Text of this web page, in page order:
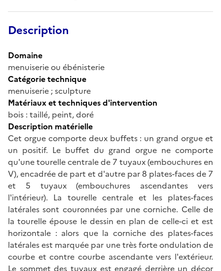
Description
Domaine
menuiserie ou ébénisterie
Catégorie technique
menuiserie ; sculpture
Matériaux et techniques d'intervention
bois : taillé, peint, doré
Description matérielle
Cet orgue comporte deux buffets : un grand orgue et
un positif. Le buffet du grand orgue ne comporte
qu'une tourelle centrale de 7 tuyaux (embouchures en
V), encadrée de part et d'autre par 8 plates-faces de 7
et 5 tuyaux (embouchures ascendantes vers
l'intérieur). La tourelle centrale et les plates-faces
latérales sont couronnées par une corniche. Celle de
la tourelle épouse le dessin en plan de celle-ci et est
horizontale : alors que la corniche des plates-faces
latérales est marquée par une très forte ondulation de
courbe et contre courbe ascendante vers l'extérieur.
Le sommet des tuyaux est engagé derrière un décor